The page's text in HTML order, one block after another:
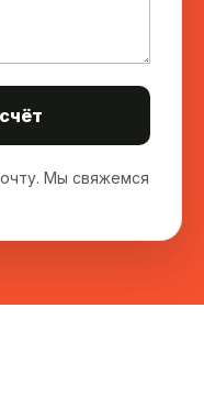
Мы свяжемся